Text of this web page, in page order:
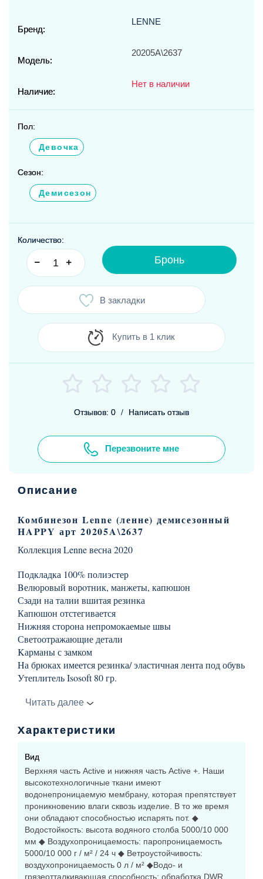
Бренд:
LENNE
Модель:
20205A\2637
Наличие:
Нет в наличии
Пол:
Девочка
Сезон:
Демисезон
Количество:
Бронь
В закладки
Купить в 1 клик
Отзывов: 0 / Написать отзыв
Перезвоните мне
Описание
Комбинезон Lenne (ленне) демисезонный
HAPPY арт 20205A\2637
Коллекция Lenne весна 2020
Подкладка 100% полиэстер
Bелюровый ворoтник, манжеты, капюшон
Сзади на талии вшитая резинка
Капюшон отстегивается
Нижняя сторона непромокаемые швы
Светоотражающие детали
Kарманы с замком
Hа брюках имеется резинка/ эластичная лента под обувь
Утеплитель Isosoft 80 гр.
Читать далее
Характеристики
Вид
Верхняя часть Active и нижняя часть Active +. Наши
высокотехнологичные ткани имеют
водонепроницаемую мембрану, которая препятствует
проникновению влаги сквозь изделие. В то же время
они обладают способностью испарять пот. ◆
Водостойкость: высота водяного столба 5000/10 000
мм ◆ Воздухопроницаемость: паропроницаемость
5000/10 000 г / м² / 24 ч ◆ Ветроустойчивость:
воздухопроницаемость 0 л / м² ◆Водо- и
грязеотталкивающая способность: обработка DWR